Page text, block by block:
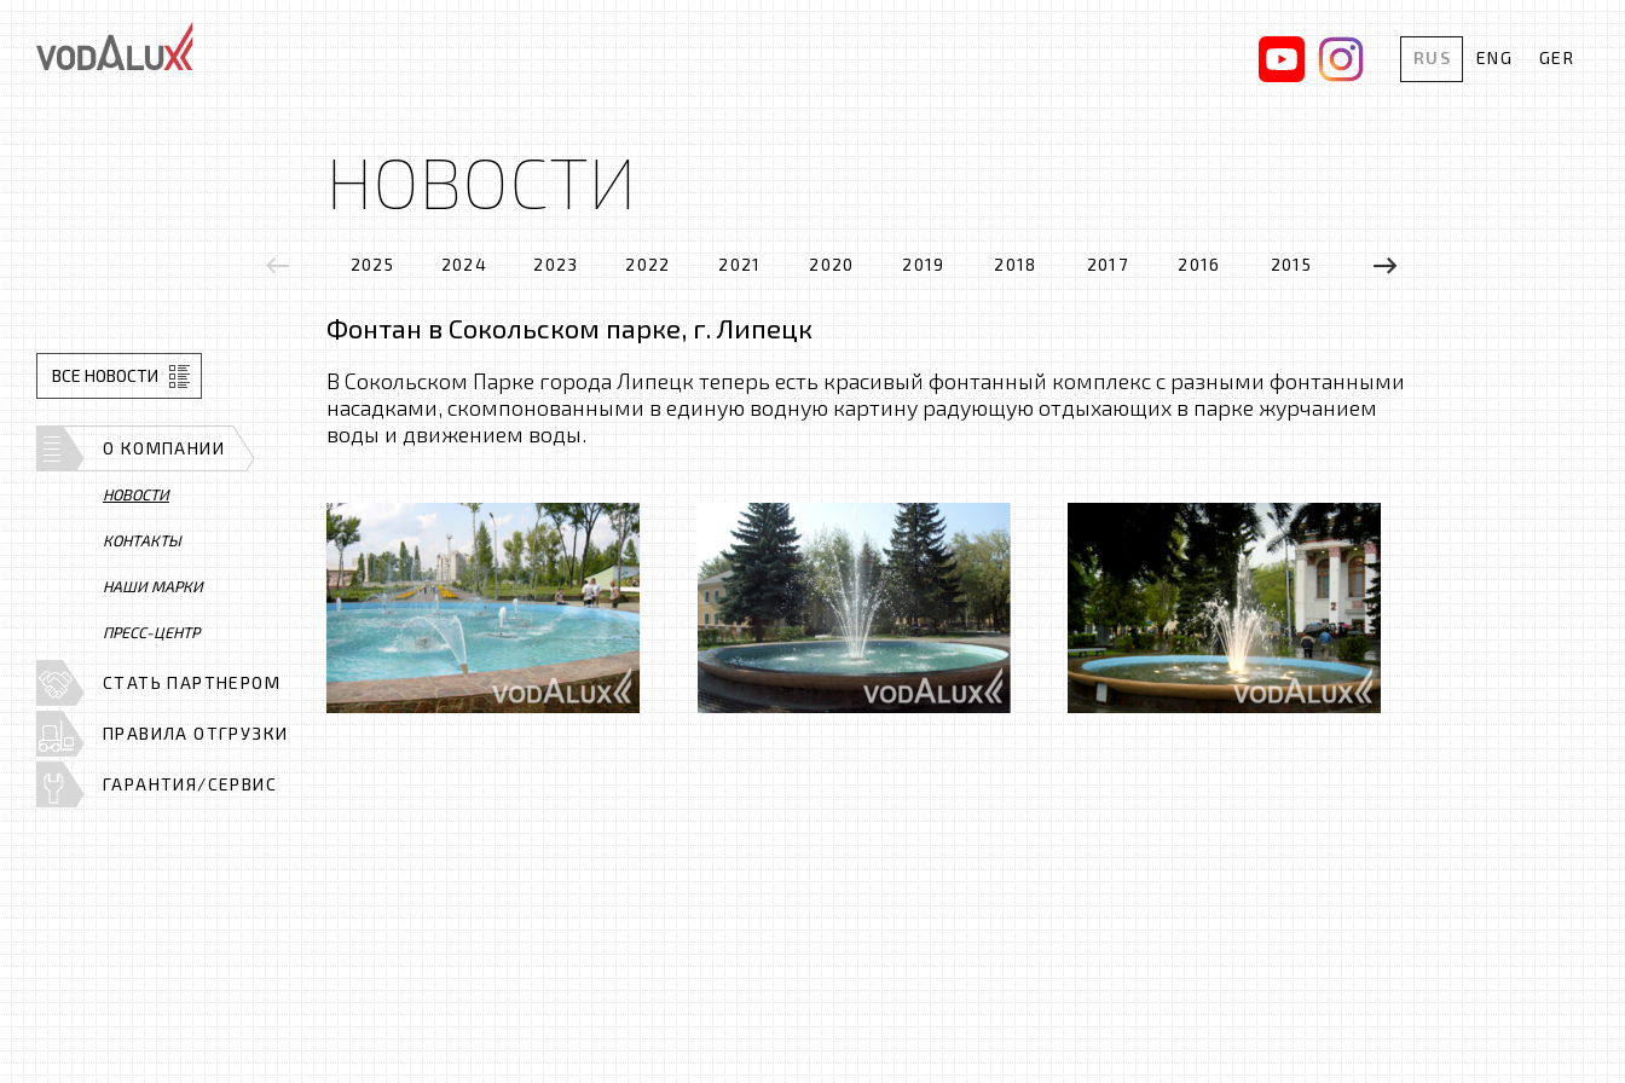
RUS ENG GER
НОВОСТИ
2025 2024 2023 2022 2021 2020 2019 2018 2017 2016 2015 2014 2013 2012
Фонтан в Сокольском парке, г. Липецк
В Сокольском Парке города Липецк теперь есть красивый фонтанный комплекс с разными фонтанными
насадками, скомпонованными в единую водную картину радующую отдыхающих в парке журчанием
воды и движением воды.
ВСЕ НОВОСТИ
О КОМПАНИИ
НОВОСТИ
КОНТАКТЫ
НАШИ МАРКИ
ПРЕСС-ЦЕНТР
СТАТЬ ПАРТНЕРОМ
ПРАВИЛА ОТГРУЗКИ
ГАРАНТИЯ/СЕРВИС